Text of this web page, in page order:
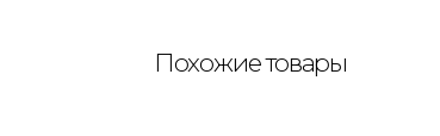
Похожие товары